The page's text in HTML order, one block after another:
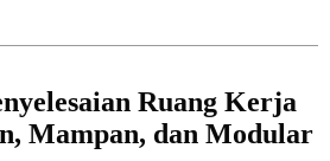
Ruang Kerja
Mampan, dan Modular